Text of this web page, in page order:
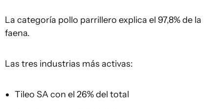
La categoría pollo parrillero explica el 97,8% de la
faena.
Las tres industrias más activas:
Tileo SA con el 26% del total